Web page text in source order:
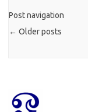
Post navigation
← Older posts